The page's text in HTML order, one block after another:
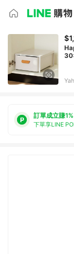
訂單成立賺1%
下單享LINE